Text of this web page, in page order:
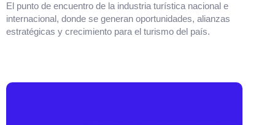
El punto de encuentro de la industria turística nacional e
internacional, donde se generan oportunidades, alianzas
estratégicas y crecimiento para el turismo del país.